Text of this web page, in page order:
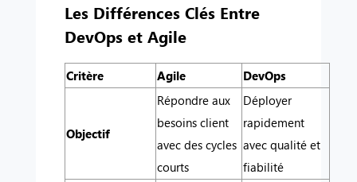
Les Différences Clés Entre
DevOps et Agile
Critère Agile DevOps
Objectif
Répondre aux
besoins client
avec des cycles
courts
Déployer
rapidement
avec qualité et
fiabilité